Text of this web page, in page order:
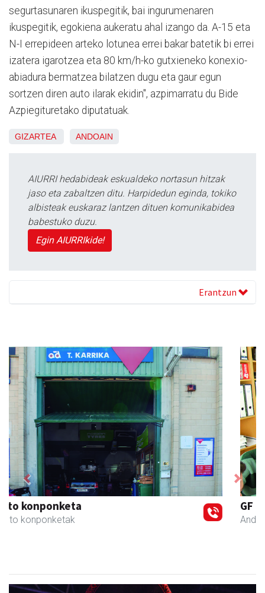
segurtasunaren ikuspegitik, bai ingurumenaren
ikuspegitik, egokiena aukeratu ahal izango da. A-15 eta
N-I errepideen arteko lotunea errei bakar batetik bi errei
izatera igarotzea eta 80 km/h-ko gutxieneko konexio-
abiadura bermatzea bilatzen dugu eta gaur egun
sortzen diren auto ilarak ekidin", azpimarratu du Bide
Azpiegituretako diputatuak.
GIZARTEA ANDOAIN
AIURRI hedabideak eskualdeko nortasun hitzak
jaso eta zabaltzen ditu. Harpidedun eginda, tokiko
albisteak euskaraz lantzen dituen komunikabidea
babestuko duzu.
Egin AIURRIkide!
Erantzun
GF akademia
Andoain - Akademiak
Previous Next